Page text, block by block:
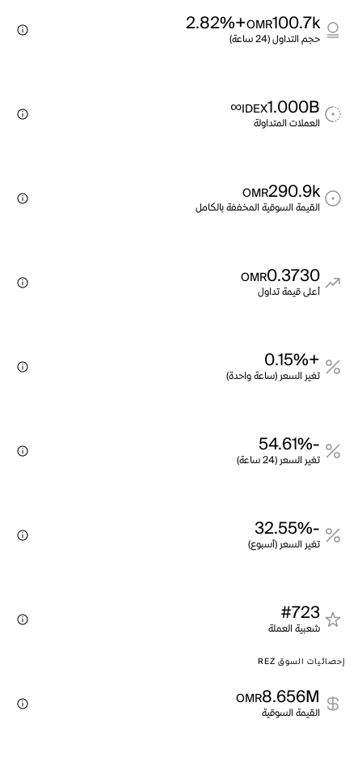
100.7k
OMR
+2.82%
حجم التداول (24 ساعة)
1.000B
IDEX
∞
العملات المتداولة
290.9k
OMR
القيمة السوقية المخففة بالكامل
0.3730
OMR
أعلى قيمة تداول
+0.15%
تغير السعر (ساعة واحدة)
-54.61%
تغير السعر (24 ساعة)
-32.55%
تغير السعر (أسبوع)
#723
شعبية العملة
إحصائيات السوق REZ
8.656M
OMR
القيمة السوقية